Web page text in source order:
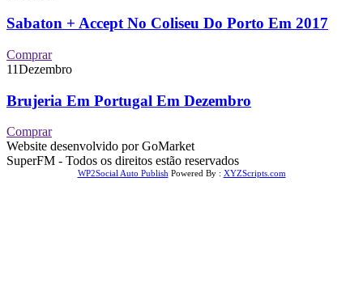
Sabaton + Accept No Coliseu Do Porto Em 2017
Comprar
11Dezembro
Brujeria Em Portugal Em Dezembro
Comprar
Website desenvolvido por GoMarket
SuperFM - Todos os direitos estão reservados
WP2Social Auto Publish Powered By : XYZScripts.com